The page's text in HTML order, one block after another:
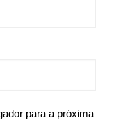
para a próxima